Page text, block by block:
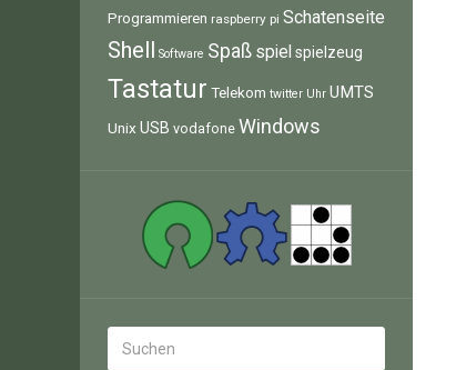
Programmieren raspberry pi Schatenseite
Shell Software Spaß spiel spielzeug
Tastatur Telekom twitter Uhr UMTS
Unix USB vodafone Windows